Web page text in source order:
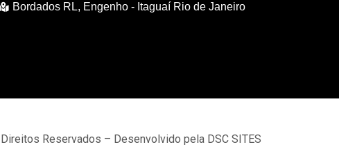
Bordados RL, Engenho - Itaguaí Rio de Janeiro
Reservados – Desenvolvido pela DSC SITES